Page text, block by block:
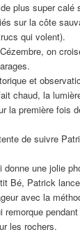
plus super calé
sur la côte
qui volent).
on
et
chaud, la
la première fois
de suivre
une jolie
Bé, Patrick
avec la
remorque
les rochers.